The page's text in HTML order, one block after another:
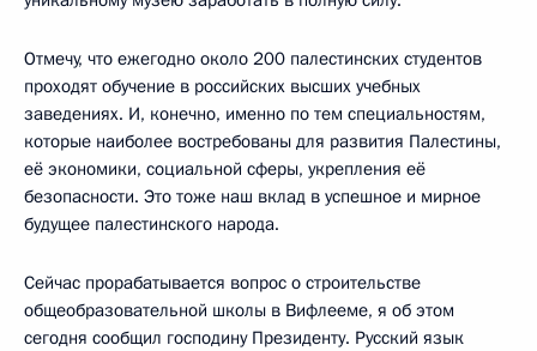
Отмечу, что ежегодно около 200 палестинских студентов
проходят обучение в российских высших учебных
заведениях. И, конечно, именно по тем специальностям,
которые наиболее востребованы для развития Палестины,
её экономики, социальной сферы, укрепления её
безопасности. Это тоже наш вклад в успешное и мирное
будущее палестинского народа.
Сейчас прорабатывается вопрос о строительстве
общеобразовательной школы в Вифлееме, я об этом
сегодня сообщил господину Президенту. Русский язык